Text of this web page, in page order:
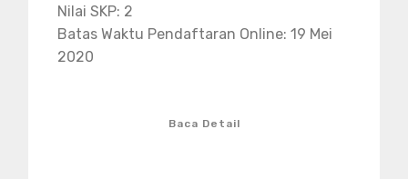
Nilai SKP: 2
Batas Waktu Pendaftaran Online: 19 Mei
2020
Baca Detail